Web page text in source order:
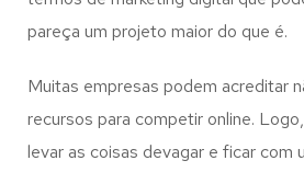
pareça um projeto maior do que é.
Muitas empresas podem acreditar
recursos para competir online.
levar as coisas devagar e ficar com